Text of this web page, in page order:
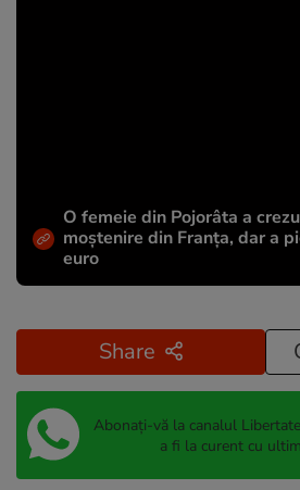
O femeie din Pojorâta a
moștenire din Franța, dar a
euro
Share
Abonați-vă la canalul
a fi la curent cu